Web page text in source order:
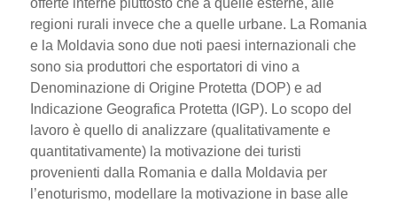
offerte interne piuttosto che a quelle esterne, alle
regioni rurali invece che a quelle urbane. La Romania
e la Moldavia sono due noti paesi internazionali che
sono sia produttori che esportatori di vino a
Denominazione di Origine Protetta (DOP) e ad
Indicazione Geografica Protetta (IGP). Lo scopo del
lavoro è quello di analizzare (qualitativamente e
quantitativamente) la motivazione dei turisti
provenienti dalla Romania e dalla Moldavia per
l’enoturismo, modellare la motivazione in base alle